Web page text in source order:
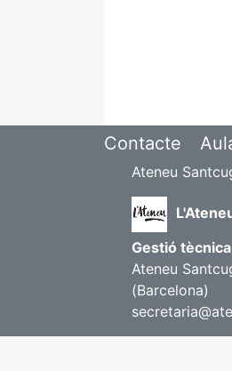
Contacte
Ateneu
Gestió
Ateneu
(Barcelona)